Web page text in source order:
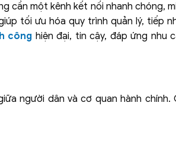
cần một kênh kết nối nhanh chóng,
tối ưu hóa quy trình quản lý, tiếp
công hiện đại, tin cậy, đáp ứng nhu
người dân và cơ quan hành chính.